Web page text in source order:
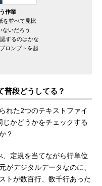
作業
を並べて見比
いだろう
するのはかな
ロンプトを起
普段どうしてる？
れた2つのテキストファイ
かどうかをチェックする
？
定規を当てながら行単位
がデジタルデータなのに、
トが数百行、数千行あった